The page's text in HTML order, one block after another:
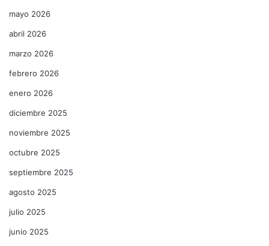
mayo 2026
abril 2026
marzo 2026
febrero 2026
enero 2026
diciembre 2025
noviembre 2025
octubre 2025
septiembre 2025
agosto 2025
julio 2025
junio 2025